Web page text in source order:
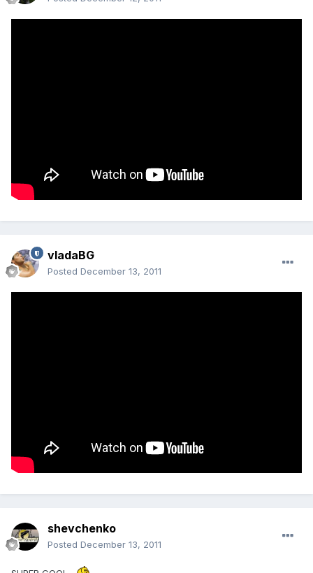
vladaBG
Posted December 13, 2011
shevchenko
Posted December 13, 2011